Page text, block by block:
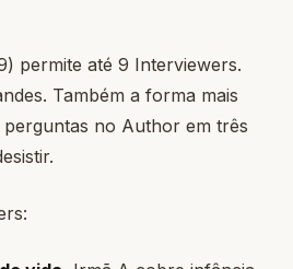
permite até 9 Interviewers.
Também a forma mais
perguntas no Author em três